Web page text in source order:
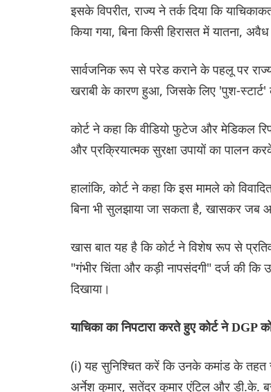
इसके विपरीत, राज्य ने तर्क दिया कि
किया गया, बिना किसी हिरासत में यातना,
सार्वजनिक रूप से परेड कराने के पहलू पर
खराबी के कारण हुआ, जिसके लिए 'पुश-
कोर्ट ने कहा कि वीडियो फुटेज और मेडिकल
और प्रक्रियात्मक सुरक्षा उपायों का पालन
हालांकि, कोर्ट ने कहा कि इस मामले को
बिना भी सुलझाया जा सकता है, खासकर जब
खास बात यह है कि कोर्ट ने विशेष रूप से
"गंभीर चिंता और कड़ी नापसंदगी" दर्ज की कि
दिखाया।
याचिका का निपटारा करते हुए कोर्ट ने DGP को
(i) यह सुनिश्चित करें कि उनके कमांड के तहत
अर्नेश कुमार, सतेंद्र कुमार एंटिल और डी.के.